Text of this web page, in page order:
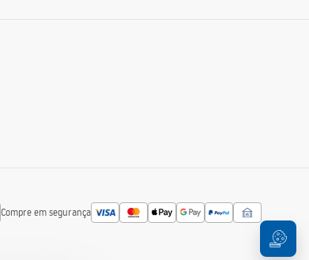
Compre em segurança